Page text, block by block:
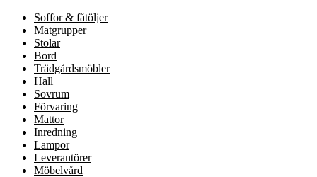
Soffor & fåtöljer
Matgrupper
Stolar
Bord
Trädgårdsmöbler
Hall
Sovrum
Förvaring
Mattor
Inredning
Lampor
Leverantörer
Möbelvård